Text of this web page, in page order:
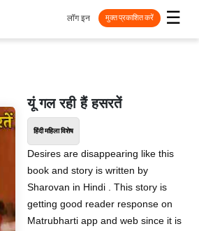
☰
लॉग इन मुक्त प्रकाशित करें
यूं गल रही हैं हसरतें
हिंदी महिला विशेष
Desires are disappearing like this
book and story is written by
Sharovan in Hindi . This story is
getting good reader response on
Matrubharti app and web since it is